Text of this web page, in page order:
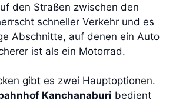
den Straßen zwischen den
schneller Verkehr und es
Abschnitte, auf denen ein Auto
ist als ein Motorrad.
gibt es zwei Hauptoptionen.
Kanchanaburi bedient